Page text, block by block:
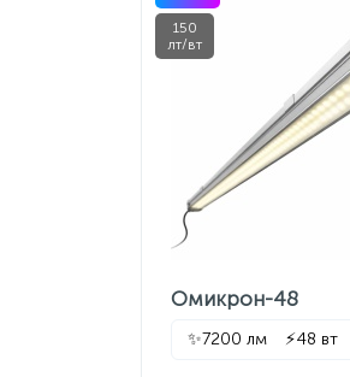
150
лт/вт
Омикрон-48
✨7200 лм ⚡48 вт